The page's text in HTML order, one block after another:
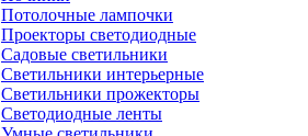
Потолочные лампочки
Проекторы светодиодные
Садовые светильники
Светильники интерьерные
Светильники прожекторы
Светодиодные ленты